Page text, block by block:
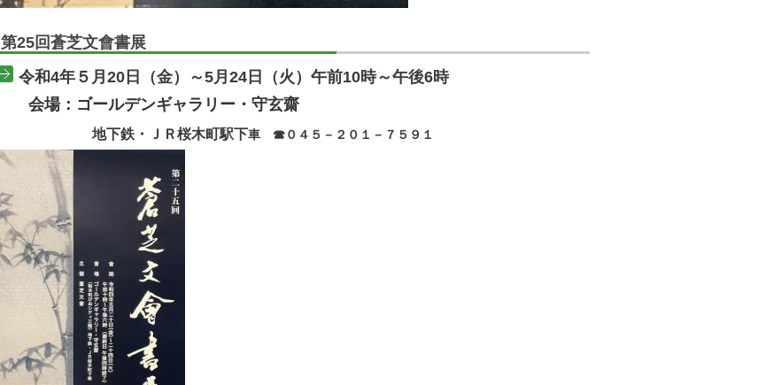
第25回蒼芝文會書展
令和4年５月20日（金）～5月24日（火）午前10時～午後6時
会場：ゴールデンギャラリー・守玄齋
地下鉄・ＪＲ桜木町駅下車 ☎０４５－２０１－７５９１